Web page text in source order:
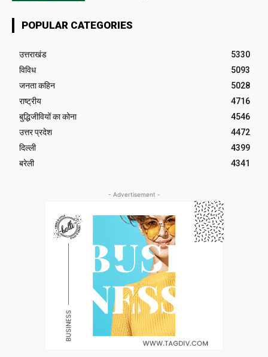
POPULAR CATEGORIES
उत्तराखंड
5330
विविध
5093
जनता कहिन
5028
राष्ट्रीय
4716
बुद्धिजीवियों का कोना
4546
उत्तर प्रदेश
4472
दिल्ली
4399
बरेली
4341
- Advertisement -